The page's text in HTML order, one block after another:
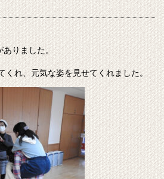
りました。
くれ、元気な姿を見せてくれました。